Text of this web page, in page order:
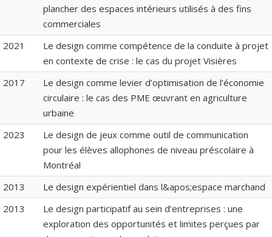
plancher des espaces intérieurs utilisés à des fins
commerciales
2021
Le design comme compétence de la conduite à projet
en contexte de crise : le cas du projet Visières
2017
Le design comme levier d’optimisation de l’économie
circulaire : le cas des PME œuvrant en agriculture
urbaine
2023
Le design de jeux comme outil de communication
pour les élèves allophones de niveau préscolaire à
Montréal
2013
Le design expérientiel dans l&apos;espace marchand
2013
Le design participatif au sein d’entreprises : une
exploration des opportunités et limites perçues par